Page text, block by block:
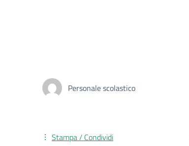
Personale scolastico
Stampa / Condividi